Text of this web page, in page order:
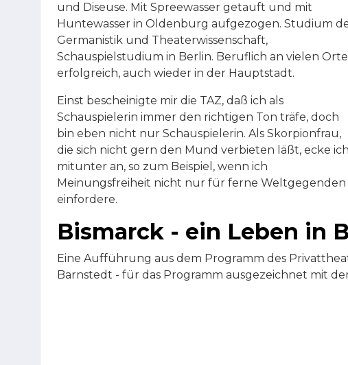
und Diseuse. Mit Spreewasser getauft und mit
Huntewasser in Oldenburg aufgezogen. Studium
Germanistik und Theaterwissenschaft,
Schauspielstudium in Berlin. Beruflich an vielen
erfolgreich, auch wieder in der Hauptstadt.
Einst bescheinigte mir die TAZ, daß ich als
Schauspielerin immer den richtigen Ton träfe, doch
bin eben nicht nur Schauspielerin. Als Skorpionfrau,
die sich nicht gern den Mund verbieten läßt, ecke ich
mitunter an, so zum Beispiel, wenn ich
Meinungsfreiheit nicht nur für ferne Weltgegenden
einfordere.
Bismarck - ein Leben in
Eine Aufführung aus dem Programm des
Barnstedt - für das Programm ausgezeichnet mit